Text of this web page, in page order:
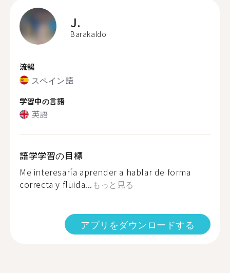
J.
Barakaldo
流暢
スペイン語
学習中の言語
英語
語学学習の目標
Me interesaría aprender a hablar de forma
correcta y fluida... もっと見る
アプリをダウンロードする